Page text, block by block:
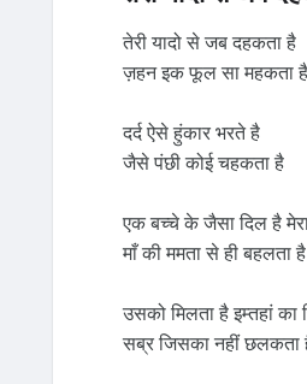
तेरी यादो से जब दहकता है
ज़हन इक फूल सा महकता है
दर्द ऐसे हुंकार भरते है
जैसे पंछी कोई चहकता है
एक बच्चे के जैसा दिल है
माँ की ममता से ही बहलता है
उसको मिलता है इम्तहां का
सब्र जिसका नहीं छलकता